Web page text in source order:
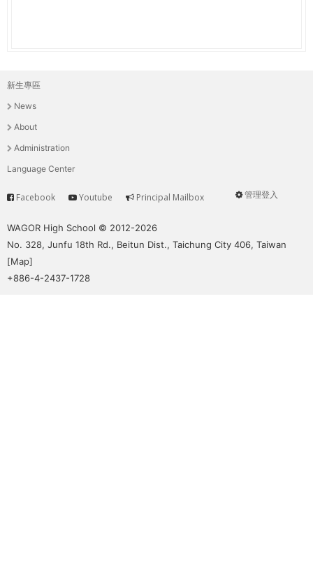
主
選
單
新生專區
News
About
Administration
Language Center
User
管理登入
Service
Facebook Youtube Principal Mailbox
WAGOR High School © 2012-2026
No. 328, Junfu 18th Rd., Beitun Dist., Taichung City 406, Taiwan
[Map]
+886-4-2437-1728